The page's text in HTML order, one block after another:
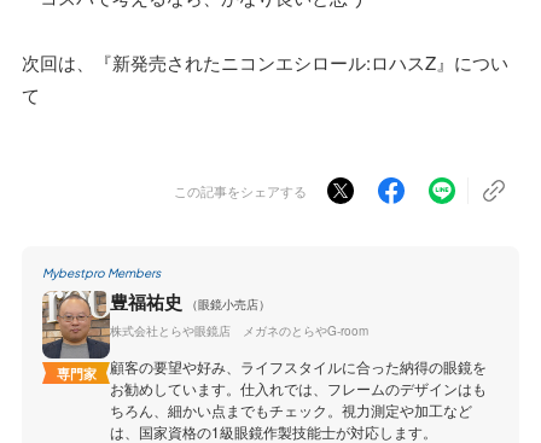
次回は、『新発売されたニコンエシロール:ロハスZ』につい
て
この記事をシェアする
Mybestpro Members
専門家
豊福祐史
（眼鏡小売店）
株式会社とらや眼鏡店 メガネのとらやG-room
顧客の要望や好み、ライフスタイルに合った納得の眼鏡を
お勧めしています。仕入れでは、フレームのデザインはも
ちろん、細かい点までもチェック。視力測定や加工など
は、国家資格の1級眼鏡作製技能士が対応します。